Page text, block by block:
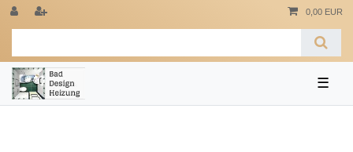
0,00 EUR
☰